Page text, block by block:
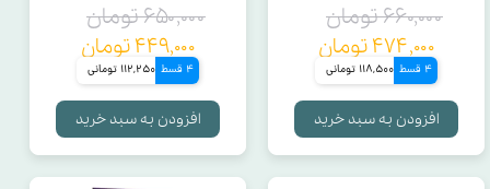
۶۶۰,۰۰۰ تومان
۴۷۴,۰۰۰ تومان
4 قسط 118,500 تومانی
افزودن به سبد خرید
۶۵۰,۰۰۰ تومان
۴۴۹,۰۰۰ تومان
4 قسط 112,250 تومانی
افزودن به سبد خرید